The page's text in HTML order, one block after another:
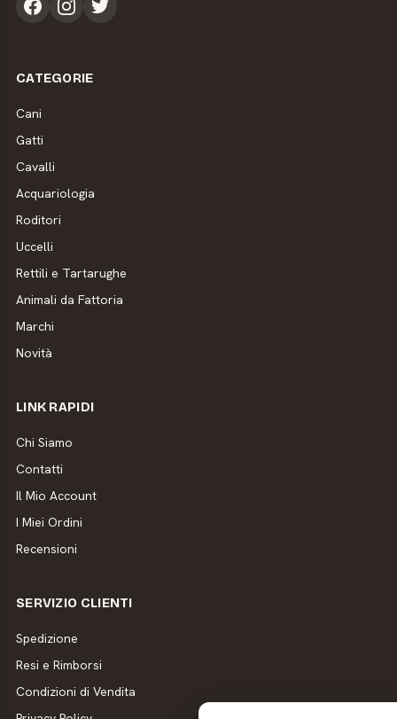
CATEGORIE
Cani
Gatti
Cavalli
Acquariologia
Roditori
Uccelli
Rettili e Tartarughe
Animali da Fattoria
Marchi
Novità
LINK RAPIDI
Chi Siamo
Contatti
Il Mio Account
I Miei Ordini
Recensioni
SERVIZIO CLIENTI
Spedizione
Resi e Rimborsi
Condizioni di Vendita